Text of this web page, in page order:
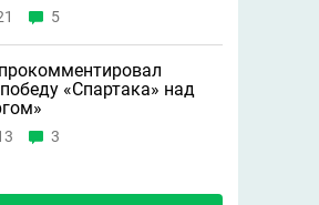
5
«Спартака» над
3